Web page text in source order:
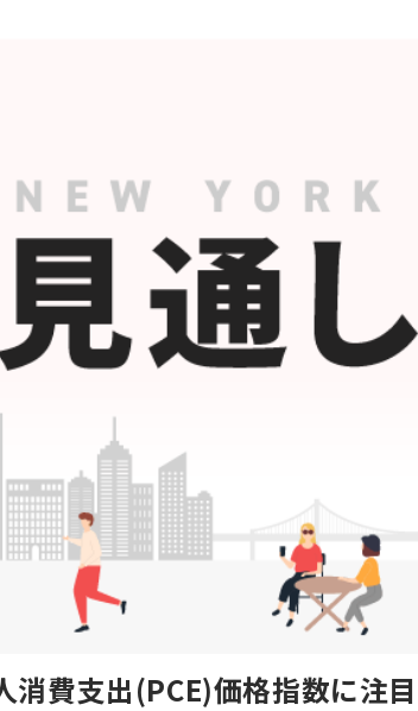
費支出(PCE)価格指数に注目